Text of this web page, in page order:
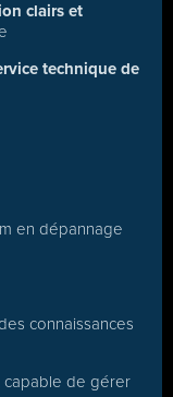
clairs et
technique de
en dépannage
connaissances
capable de gérer